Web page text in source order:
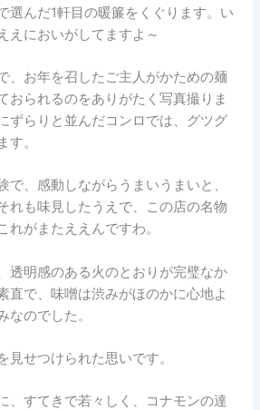
選んだ1軒目の暖簾をくぐります。い
えにおいがしてますよ～
、お年を召したご主人がかための麺
おられるのをありがたく写真撮りま
ずらりと並んだコンロでは、グツグ
す。
で、感動しながらうまいうまいと、
れも味見したうえで、この店の名物
れがまたええんですわ。
透明感のある火のとおりが完璧なか
直で、味噌は渋みがほのかに心地よ
なのでした。
見せつけられた思いです。
、すてきで若々しく、コナモンの達